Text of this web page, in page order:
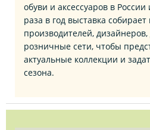
обуви и аксессуаров в
раза в год выставка
производителей,
розничные сети, чтобы
актуальные коллекции и
сезона.